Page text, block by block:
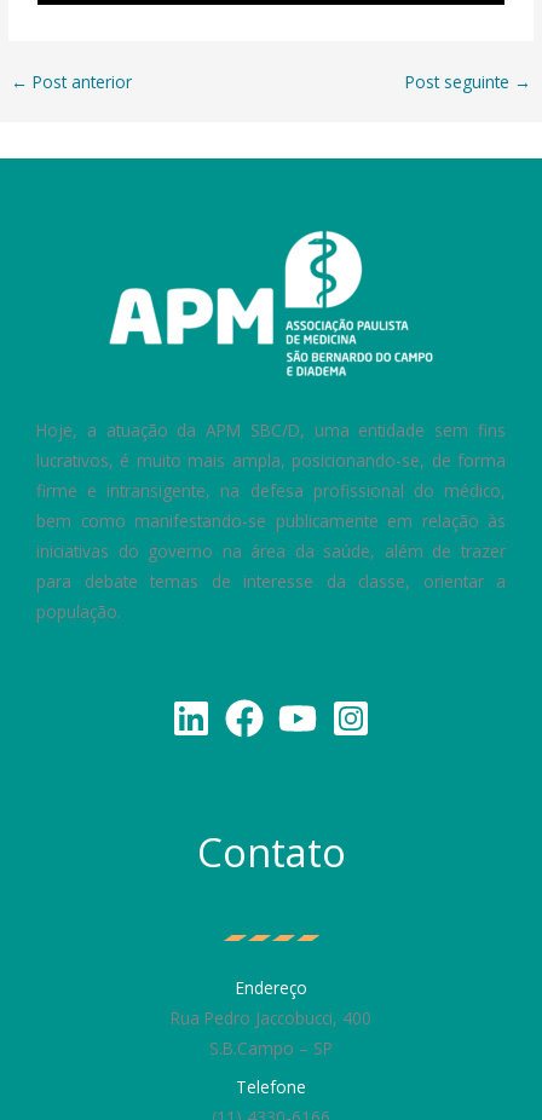
← Post anterior Post seguinte →
Hoje, a atuação da APM SBC/D, uma entidade sem fins
lucrativos, é muito mais ampla, posicionando-se, de forma
firme e intransigente, na defesa profissional do médico,
bem como manifestando-se publicamente em relação às
iniciativas do governo na área da saúde, além de trazer
para debate temas de interesse da classe, orientar a
população.
Contato
Endereço
Rua Pedro Jaccobucci, 400
S.B.Campo – SP
Telefone